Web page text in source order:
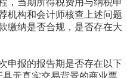
机构和会计师核查上述问题
缴纳是否合规，是否存在大
报的报告期是否存在以下
无真实交易背景的商业票